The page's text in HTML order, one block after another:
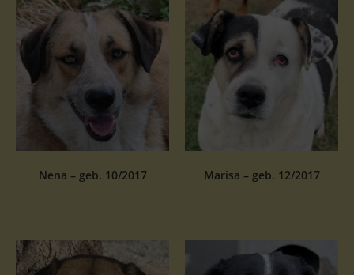
Nena – geb. 10/2017 Marisa – geb. 12/2017